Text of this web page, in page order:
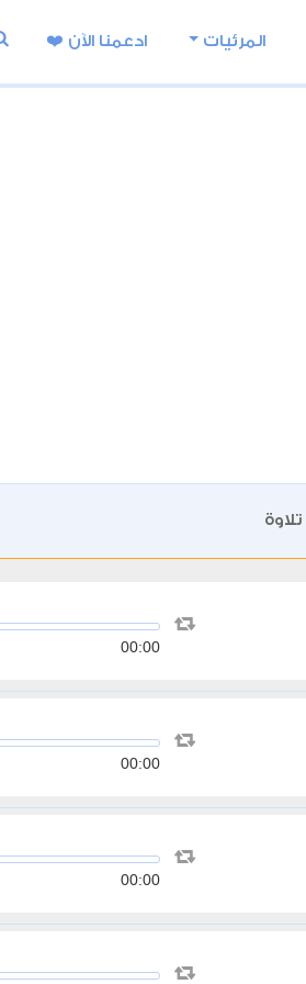
المرئيات ادعمنا اﻵن ❤️
تلاوة
00:00
00:00
00:00